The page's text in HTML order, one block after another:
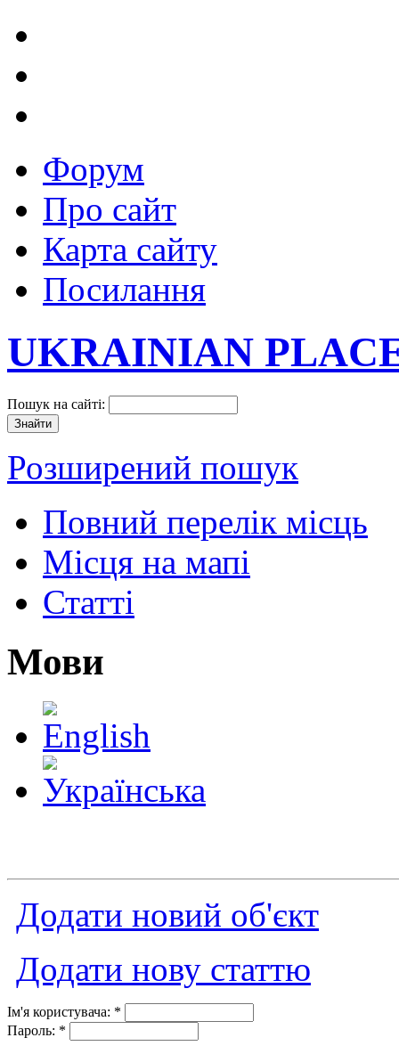
Форум
Про сайт
Карта сайту
Посилання
UKRAINIAN
Пошук на сайті:
Розширений пошук
Повний перелік місць
Місця на мапі
Статті
Мови
Додати новий об'єкт
Додати нову статтю
Ім'я користувача: *
Пароль: *